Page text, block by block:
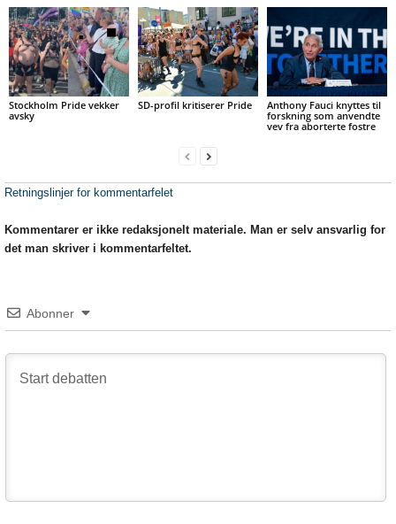
Stockholm Pride vekker
avsky
SD-profil kritiserer Pride
Anthony Fauci knyttes til
forskning som anvendte
vev fra aborterte fostre
Retningslinjer for kommentarfelet
Kommentarer er ikke redaksjonelt materiale. Man er selv ansvarlig for
det man skriver i kommentarfeltet.
Abonner